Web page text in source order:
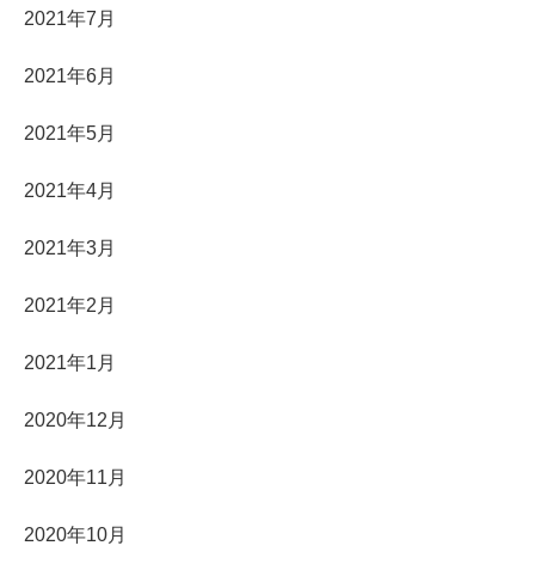
2021年7月
2021年6月
2021年5月
2021年4月
2021年3月
2021年2月
2021年1月
2020年12月
2020年11月
2020年10月